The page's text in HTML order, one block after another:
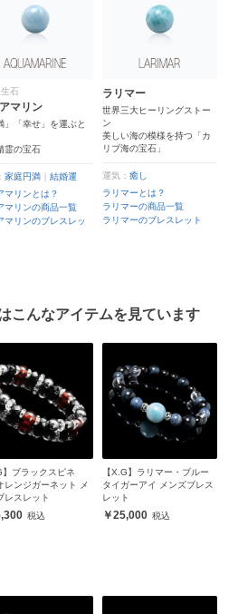
石
マリン
」「幸せ」を運ぶと
霊の宝石
家庭円満
結婚運
マリンとは？
マリンの商品一覧
マリンのブレスレッ
ラリマー
世界三大ヒーリングストー
ン
美しい海の模様を持つ「カ
リブ海の宝石」
運気： 癒し
ラリマーとは？
ラリマーの商品一覧
ラリマーのブレスレット
こんなアイテムを見ています
】ブラックスピネ
レンジガーネット メ
レスレット
【X.G】ラリマー・ブルー
タイガーアイ メンズブレス
レット
25,000